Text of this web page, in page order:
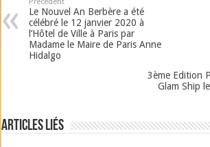
Le Nouvel An Berbère a été
célébré le 12 janvier 2020 à
l’Hôtel de Ville à Paris par
Madame le Maire de Paris Anne
Hidalgo
3ème Edition
Glam Ship
Articles liés